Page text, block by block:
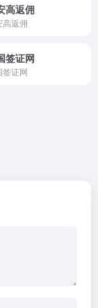
高返佣
高返佣
签证网
签证网